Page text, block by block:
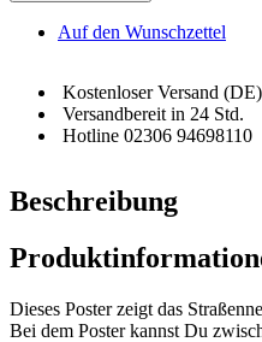
Auf den Wunschzettel
Kostenloser Versand (DE)
Versandbereit in 24 Std.
Hotline 02306 94698110
Beschreibung
Dieses Poster zeigt das
Bei dem Poster kannst Du